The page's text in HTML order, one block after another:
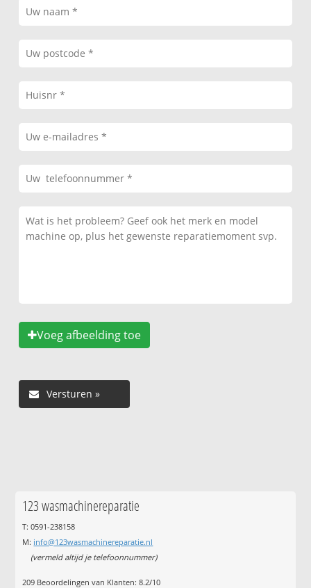
Voeg afbeelding toe
123 wasmachinereparatie
T: 0591-238158
M: info@123wasmachinereparatie.nl
(vermeld altijd je telefoonnummer)
209 Beoordelingen van Klanten:8.2/10